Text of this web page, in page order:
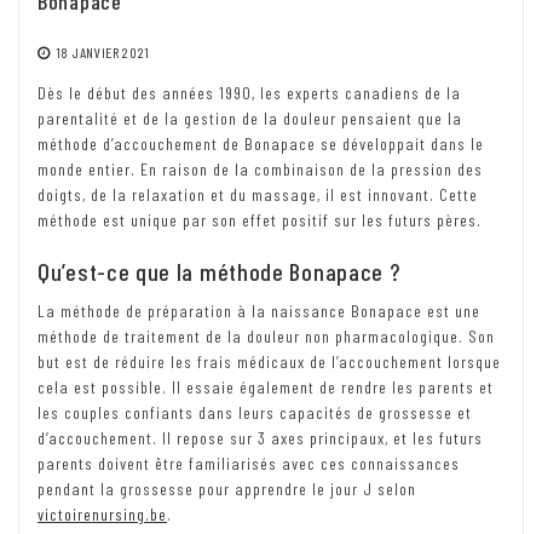
18 JANVIER 2021
Dès le début des années 1990, les experts canadiens de la
parentalité et de la gestion de la douleur pensaient que la
méthode d’accouchement de Bonapace se développait dans le
monde entier. En raison de la combinaison de la pression des
doigts, de la relaxation et du massage, il est innovant. Cette
méthode est unique par son effet positif sur les futurs pères.
Qu’est-ce que la méthode Bonapace ?
La méthode de préparation à la naissance Bonapace est une
méthode de traitement de la douleur non pharmacologique. Son
but est de réduire les frais médicaux de l’accouchement lorsque
cela est possible. Il essaie également de rendre les parents et
les couples confiants dans leurs capacités de grossesse et
d’accouchement. Il repose sur 3 axes principaux, et les futurs
parents doivent être familiarisés avec ces connaissances
pendant la grossesse pour apprendre le jour J selon
victoirenursing.be.